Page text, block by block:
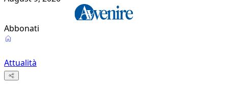
Abbonati
Attualità